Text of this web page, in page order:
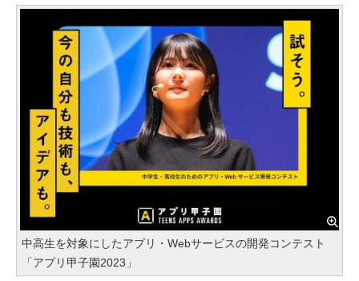
中高生を対象にしたアプリ・Webサービスの開発コンテスト
「アプリ甲子園2023」